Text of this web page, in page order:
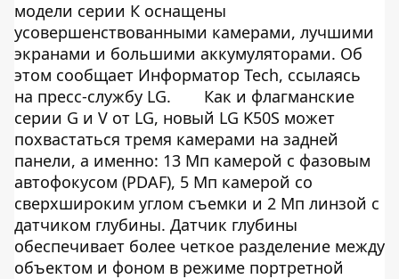
модели серии К оснащены
усовершенствованными камерами, лучшими
экранами и большими аккумуляторами. Об
этом сообщает Информатор Tech, ссылаясь
на пресс-службу LG.
Как и флагманские
серии G и V от LG, новый LG K50S может
похвастаться тремя камерами на задней
панели, а именно: 13 Мп камерой с фазовым
автофокусом (PDAF), 5 Мп камерой со
сверхшироким углом съемки и 2 Мп линзой с
датчиком глубины. Датчик глубины
обеспечивает более четкое разделение между
объектом и фоном в режиме портретной